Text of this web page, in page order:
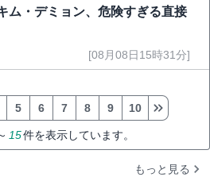
ム・デミョン、危険すぎる直接
[08月08日15時31分]
15件を表示しています。
5 6 7 8 9 10
もっと見る